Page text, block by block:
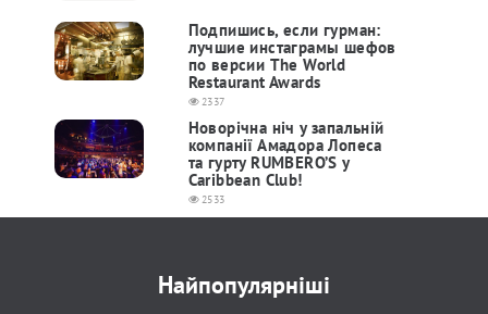
Подпишись, если гурман:
лучшие инстаграмы шефов
по версии The World
Restaurant Awards
2337
Новорічна ніч у запальній
компанії Амадора Лопеса
та гурту RUMBERO’S у
Caribbean Club!
2533
Найпопулярніші